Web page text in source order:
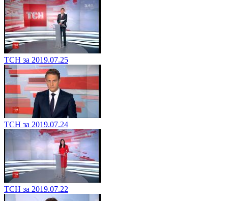
ТСН за 2019.07.25
ТСН за 2019.07.24
ТСН за 2019.07.22